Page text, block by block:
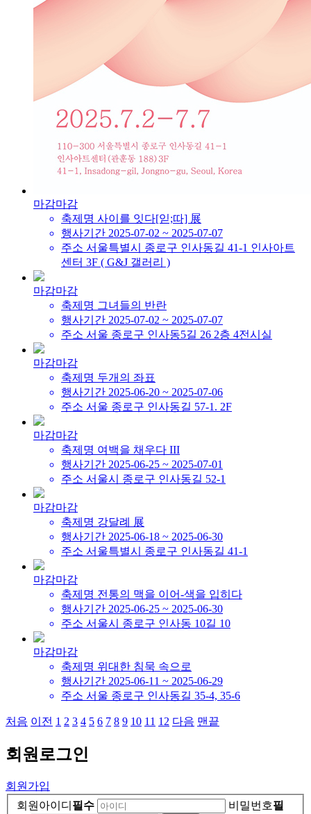
마감마감
축제명 사이를 잇다[읻;따] 展
행사기간 2025-07-02 ~ 2025-07-07
주소 서울특별시 종로구 인사동길 41-1 인사아트
센터 3F ( G&J 갤러리 )
마감마감
축제명 그녀들의 반란
행사기간 2025-07-02 ~ 2025-07-07
주소 서울 종로구 인사동5길 26 2층 4전시실
마감마감
축제명 두개의 좌표
행사기간 2025-06-20 ~ 2025-07-06
주소 서울 종로구 인사동길 57-1. 2F
마감마감
축제명 여백을 채우다 III
행사기간 2025-06-25 ~ 2025-07-01
주소 서울시 종로구 인사동길 52-1
마감마감
축제명 강달례 展
행사기간 2025-06-18 ~ 2025-06-30
주소 서울특별시 종로구 인사동길 41-1
마감마감
축제명 전통의 맥을 이어-색을 입히다
행사기간 2025-06-25 ~ 2025-06-30
주소 서울시 종로구 인사동 10길 10
마감마감
축제명 위대한 침묵 속으로
행사기간 2025-06-11 ~ 2025-06-29
주소 서울 종로구 인사동길 35-4, 35-6
처음 이전 1 2 3 4 5 6 7 8 9 10 11 12 다음 맨끝
회원 로그인
회원가입
회원아이디 필수 비밀번호필